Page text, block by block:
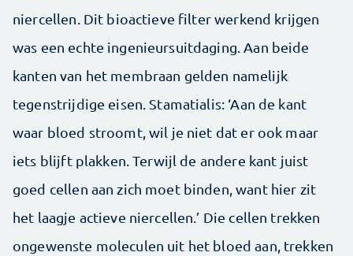
niercellen. Dit bioactieve filter werkend krijgen
was een echte ingenieursuitdaging. Aan beide
kanten van het membraan gelden namelijk
tegenstrijdige eisen. Stamatialis: ‘Aan de kant
waar bloed stroomt, wil je niet dat er ook maar
iets blijft plakken. Terwijl de andere kant juist
goed cellen aan zich moet binden, want hier zit
het laagje actieve niercellen.’ Die cellen trekken
ongewenste moleculen uit het bloed aan, trekken